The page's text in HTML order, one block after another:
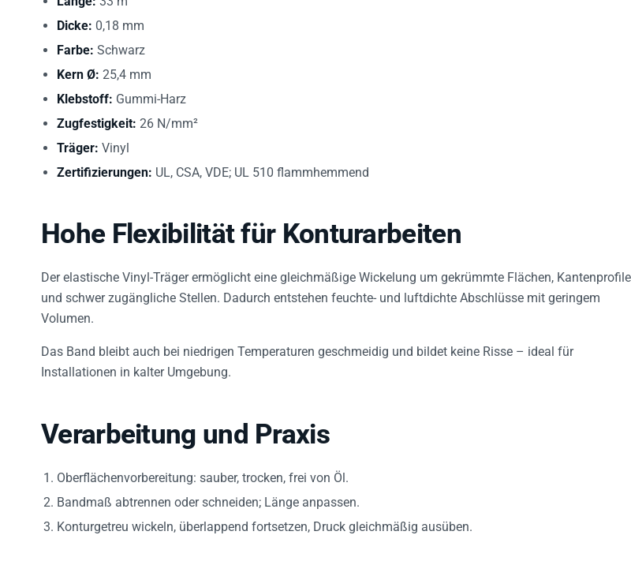
Dicke: 0,18 mm
Farbe: Schwarz
Kern Ø: 25,4 mm
Klebstoff: Gummi-Harz
Zugfestigkeit: 26 N/mm²
Träger: Vinyl
Zertifizierungen: UL, CSA, VDE; UL 510 flammhemmend
Hohe Flexibilität für Konturarbeiten
Der elastische Vinyl-Träger ermöglicht eine gleichmäßige Wickelung um gekrümmte Flächen, Kantenprofile
und schwer zugängliche Stellen. Dadurch entstehen feuchte- und luftdichte Abschlüsse mit geringem
Volumen.
Das Band bleibt auch bei niedrigen Temperaturen geschmeidig und bildet keine Risse – ideal für
Installationen in kalter Umgebung.
Verarbeitung und Praxis
Oberflächenvorbereitung: sauber, trocken, frei von Öl.
Bandmaß abtrennen oder schneiden; Länge anpassen.
Konturgetreu wickeln, überlappend fortsetzen, Druck gleichmäßig ausüben.